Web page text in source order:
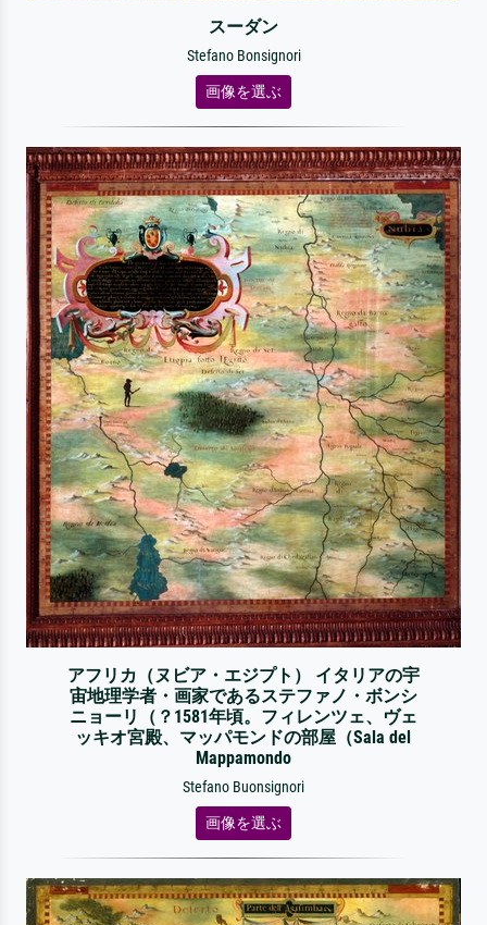
スーダン
Stefano Bonsignori
画像を選ぶ
アフリカ（ヌビア・エジプト） イタリアの宇
宙地理学者・画家であるステファノ・ボンシ
ニョーリ（？1581年頃。フィレンツェ、ヴェ
ッキオ宮殿、マッパモンドの部屋（Sala del
Mappamondo
Stefano Buonsignori
画像を選ぶ